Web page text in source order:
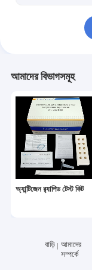
আমাদের বিভাগসমূহ
অ্যান্টিজেন র‌্যাপিড টেস্ট কিট
বাড়ি
আমাদের
সম্পর্কে